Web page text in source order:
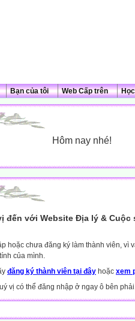
Bạn của tôi Web Cấp trên
Hôm nay nhé!
đến với Website Địa lý & Cuộc
hoặc chưa đăng ký làm thành viên, vì
của mình.
đăng ký thành viên tại đây hoặc xem
vị có thể đăng nhập ở ngay ô bên